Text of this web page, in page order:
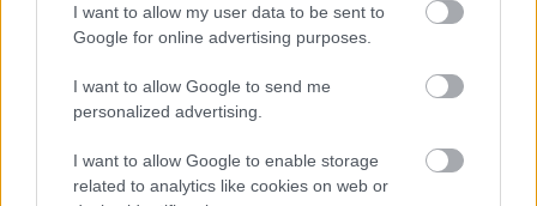
I want to allow my user data to be sent to
Google for online advertising purposes.
I want to allow Google to send me
personalized advertising.
I want to allow Google to enable storage
related to analytics like cookies on web or
mindenhez ért, legyen az tudomány, párbaj vagy a
börze. Mégsem egysíkú karakter, köszönhetően
annak, hogy rendkívül sokféle helyzetben kell
megállnia a helyét, legyen az a tárna vagy a főúri
társaság, melynek igen éles szemű kritikáját mutatja
be nekünk Jókai. A felső tízezer bizony erkölcsileg
egyáltalán nem tiszta, két kézzel szórja a pénzt, a